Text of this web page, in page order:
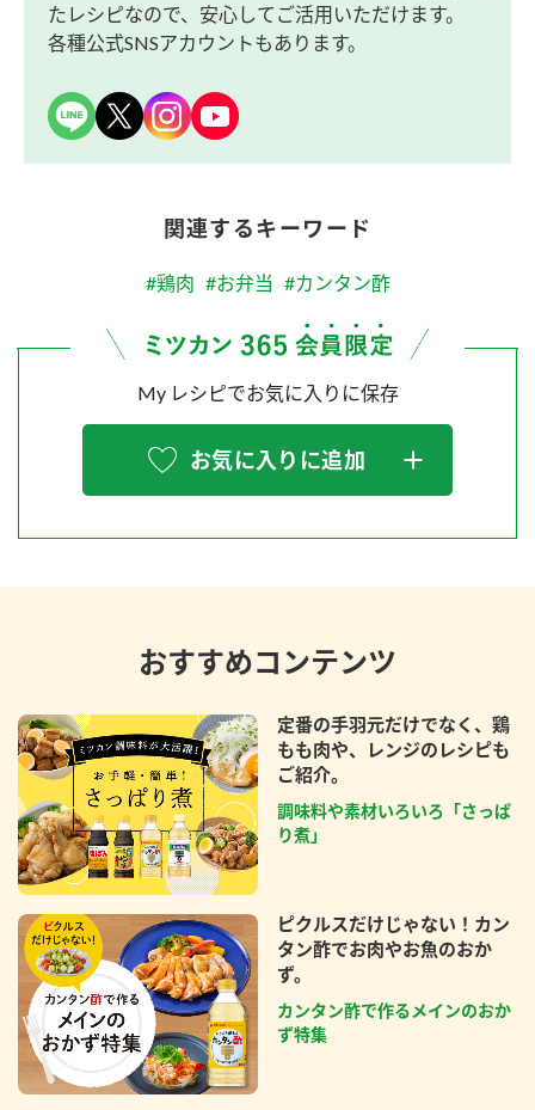
たレシピなので、安心してご活用いただけます。
各種公式SNSアカウントもあります。
関連するキーワード
#鶏肉 #お弁当 #カンタン酢
My レシピでお気に入りに保存
お気に入りに追加
おすすめコンテンツ
定番の手羽元だけでなく、鶏
もも肉や、レンジのレシピも
ご紹介。
調味料や素材いろいろ「さっぱ
り煮」
ピクルスだけじゃない！カン
タン酢でお肉やお魚のおか
ず。
カンタン酢で作るメインのおか
ず特集